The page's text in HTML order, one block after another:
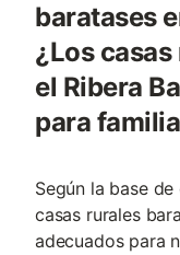
baratases
¿Los
el Ribera
para
Según la base
casas rurales
adecuados para